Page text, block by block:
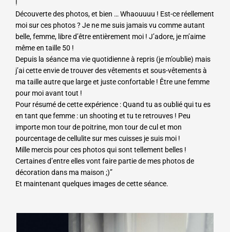
!
Découverte des photos, et bien … Whaouuuu ! Est-ce réellement
moi sur ces photos ? Je ne me suis jamais vu comme autant
belle, femme, libre d’être entièrement moi ! J’adore, je m’aime
même en taille 50 !
Depuis la séance ma vie quotidienne à repris (je m’oublie) mais
j’ai cette envie de trouver des vêtements et sous-vêtements à
ma taille autre que large et juste confortable ! Être une femme
pour moi avant tout !
Pour résumé de cette expérience : Quand tu as oublié qui tu es
en tant que femme : un shooting et tu te retrouves ! Peu
importe mon tour de poitrine, mon tour de cul et mon
pourcentage de cellulite sur mes cuisses je suis moi !
Mille mercis pour ces photos qui sont tellement belles !
Certaines d’entre elles vont faire partie de mes photos de
décoration dans ma maison ;)”
Et maintenant quelques images de cette séance.